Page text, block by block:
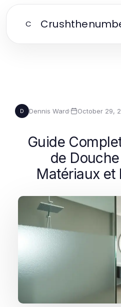
C
D Dennis Ward· October 29,
Guide
de
Matériaux et